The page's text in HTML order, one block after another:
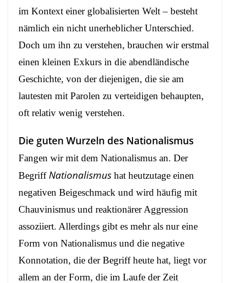
im Kontext einer globalisierten Welt – besteht
nämlich ein nicht unerheblicher Unterschied.
Doch um ihn zu verstehen, brauchen wir erstmal
einen kleinen Exkurs in die abendländische
Geschichte, von der diejenigen, die sie am
lautesten mit Parolen zu verteidigen behaupten,
oft relativ wenig verstehen.
Die guten Wurzeln des Nationalismus
Fangen wir mit dem Nationalismus an. Der
BegriffNationalismus hat heutzutage einen
negativen Beigeschmack und wird häufig mit
Chauvinismus und reaktionärer Aggression
assoziiert. Allerdings gibt es mehr als nur eine
Form von Nationalismus und die negative
Konnotation, die der Begriff heute hat, liegt vor
allem an der Form, die im Laufe der Zeit